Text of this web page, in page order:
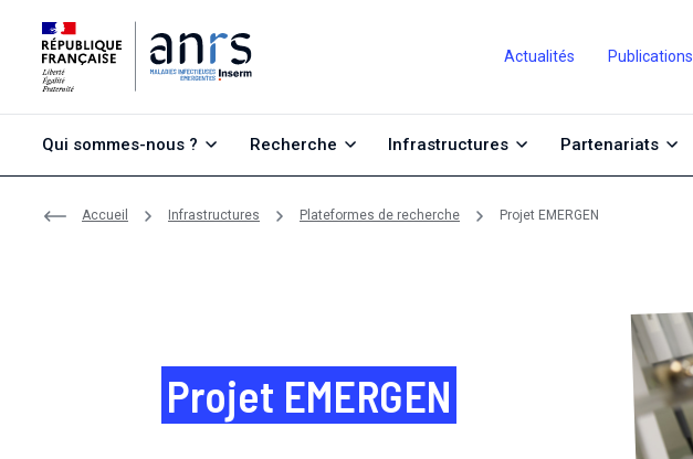
Actualités Publications
Qui sommes-nous ? Recherche Infrastructures Partenariats
Accueil Infrastructures Plateformes de recherche Projet EMERGEN
Projet EMERGEN